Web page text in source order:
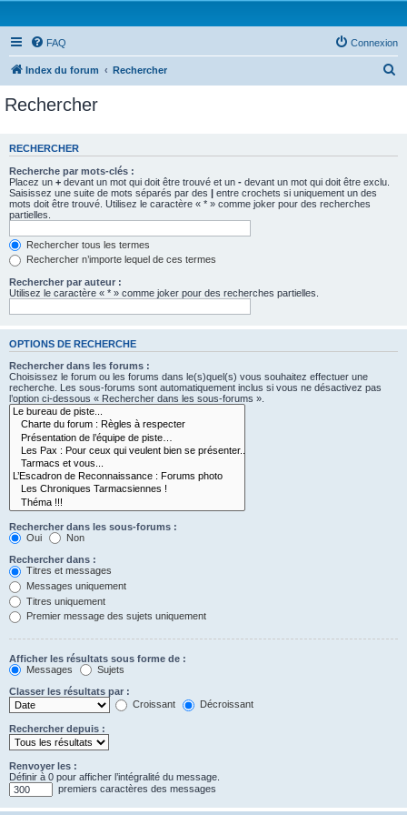
FAQ Connexion
Index du forum Rechercher
e
Rechercher
RECHERCHER
Recherche par mots-clés :
Placez un + devant un mot qui doit être trouvé et un - devant un mot qui doit être exclu.
Saisissez une suite de mots séparés par des | entre crochets si uniquement un des
mots doit être trouvé. Utilisez le caractère « * » comme joker pour des recherches
partielles.
Rechercher tous les termes
Rechercher n’importe lequel de ces termes
Rechercher par auteur :
Utilisez le caractère « * » comme joker pour des recherches partielles.
OPTIONS DE RECHERCHE
Rechercher dans les forums :
Choisissez le forum ou les forums dans le(s)quel(s) vous souhaitez effectuer une
recherche. Les sous-forums sont automatiquement inclus si vous ne désactivez pas
l’option ci-dessous « Rechercher dans les sous-forums ».
Rechercher dans les sous-forums :
Oui
Non
Rechercher dans :
Titres et messages
Messages uniquement
Titres uniquement
Premier message des sujets uniquement
Afficher les résultats sous forme de :
Messages
Sujets
Classer les résultats par :
Croissant
Décroissant
Rechercher depuis :
Renvoyer les :
Définir à 0 pour afficher l’intégralité du message.
premiers caractères des messages